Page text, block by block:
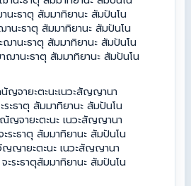
นะธาตุ สัมมาทิยานะ สัมปันโน
านะธาตุ สัมมาทิยานะ สัมปันโน
ฌานะธาตุ สัมมาทิยานะ สัมปันโน
ฌานะธาตุ สัมมาทิยานะ สัมปันโน
ญจายะตะนะเนวะสัญญานา
ระธาตุ สัมมาทิยานะ สัมปันโน
ญจายะตะนะ เนวะสัญญานา
ระธาตุ สัมมาทิยานะ สัมปันโน
ญายะตะนะ เนวะสัญญานา
ะระธาตุสัมมาทิยานะ สัมปันโน